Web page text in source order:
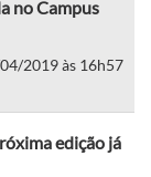
no Campus
2019 às 16h57
edição já